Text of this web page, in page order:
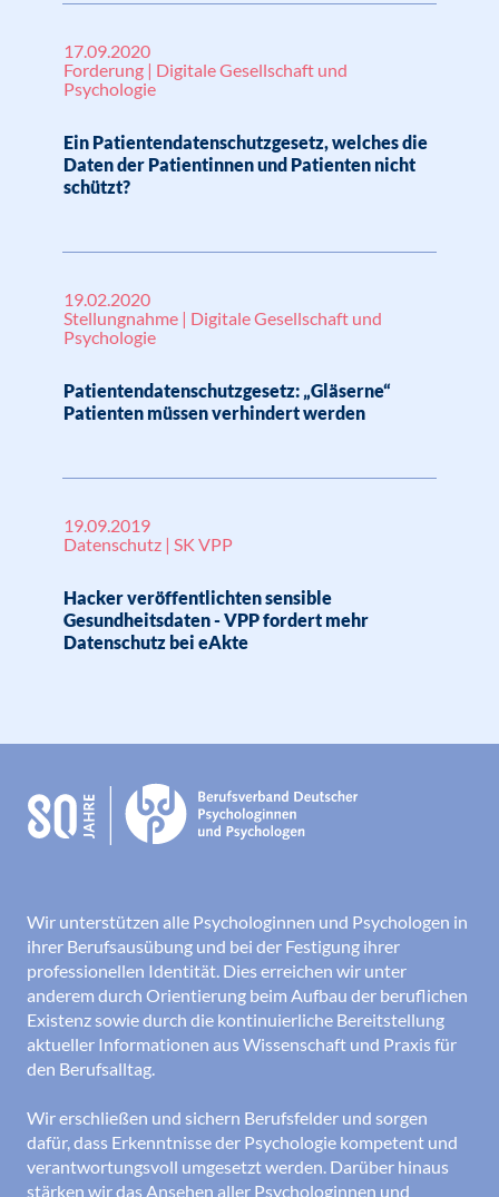
17.09.2020
Forderung | Digitale Gesellschaft und
Psychologie
Ein Patientendatenschutzgesetz, welches die
Daten der Patientinnen und Patienten nicht
schützt?
19.02.2020
Stellungnahme | Digitale Gesellschaft und
Psychologie
Patientendatenschutzgesetz: „Gläserne“
Patienten müssen verhindert werden
19.09.2019
Datenschutz | SK VPP
Hacker veröffentlichten sensible
Gesundheitsdaten - VPP fordert mehr
Datenschutz bei eAkte
Wir unterstützen alle Psychologinnen und Psychologen in
ihrer Berufsausübung und bei der Festigung ihrer
professionellen Identität. Dies erreichen wir unter
anderem durch Orientierung beim Aufbau der beruflichen
Existenz sowie durch die kontinuierliche Bereitstellung
aktueller Informationen aus Wissenschaft und Praxis für
den Berufsalltag.
Wir erschließen und sichern Berufsfelder und sorgen
dafür, dass Erkenntnisse der Psychologie kompetent und
verantwortungsvoll umgesetzt werden. Darüber hinaus
stärken wir das Ansehen aller Psychologinnen und